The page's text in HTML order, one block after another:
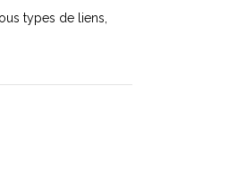
types de liens,